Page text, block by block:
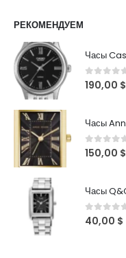
РЕКОМЕНДУЕМ
Часы
0out
190,00 $
Часы
0out
150,00 $
Часы
0 out
40,00 $